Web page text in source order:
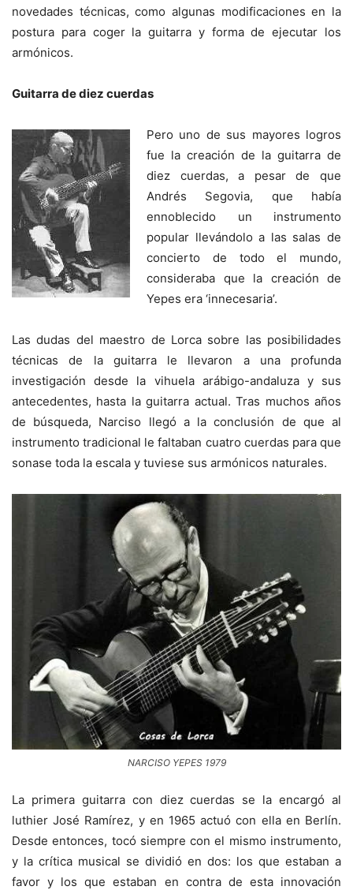
novedades técnicas, como algunas modificaciones en la
postura para coger la guitarra y forma de ejecutar los
armónicos.
Guitarra de diez cuerdas
Pero uno de sus mayores logros
fue la creación de la guitarra de
diez cuerdas, a pesar de que
Andrés Segovia, que había
ennoblecido un instrumento
popular llevándolo a las salas de
concierto de todo el mundo,
consideraba que la creación de
Yepes era ‘innecesaria’.
Las dudas del maestro de Lorca sobre las posibilidades
técnicas de la guitarra le llevaron a una profunda
investigación desde la vihuela arábigo-andaluza y sus
antecedentes, hasta la guitarra actual. Tras muchos años
de búsqueda, Narciso llegó a la conclusión de que al
instrumento tradicional le faltaban cuatro cuerdas para que
sonase toda la escala y tuviese sus armónicos naturales.
NARCISO YEPES 1979
La primera guitarra con diez cuerdas se la encargó al
luthier José Ramírez, y en 1965 actuó con ella en Berlín.
Desde entonces, tocó siempre con el mismo instrumento,
y la crítica musical se dividió en dos: los que estaban a
favor y los que estaban en contra de esta innovación